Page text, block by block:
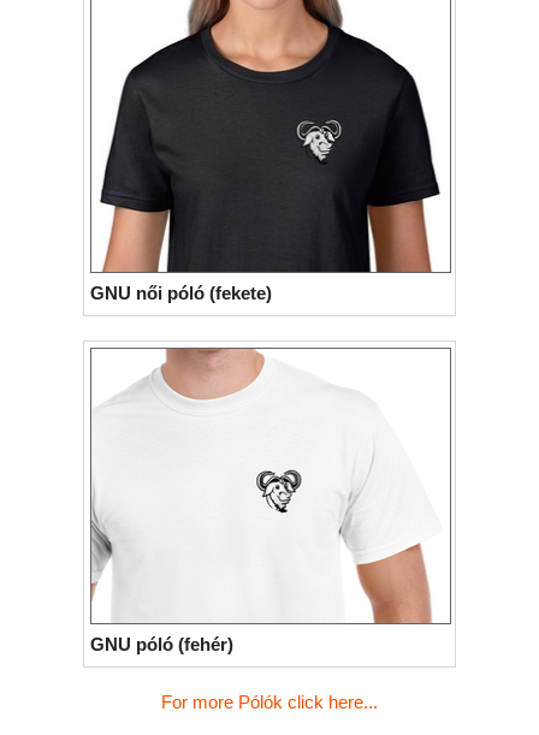
GNU női póló (fekete)
GNU póló (fehér)
For more Pólók click here...